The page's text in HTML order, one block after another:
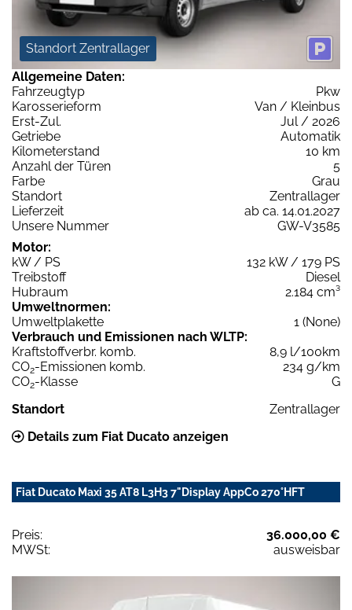
Standort Zentrallager
Allgemeine Daten:
Fahrzeugtyp
Pkw
Karosserieform
Van / Kleinbus
Erst-Zul.
Jul / 2026
Getriebe
Automatik
Kilometerstand
10 km
Anzahl der Türen
5
Farbe
Grau
Standort
Zentrallager
Lieferzeit
ab ca. 14.01.2027
Unsere Nummer
GW-V3585
Motor:
kW / PS
132 kW / 179 PS
Treibstoff
Diesel
Hubraum
2.184 cm³
Umweltnormen:
Umweltplakette
1 (None)
Verbrauch und Emissionen nach WLTP:
Kraftstoffverbr. komb.
8,9 l/100km
CO2-Emissionen komb.
234 g/km
CO2-Klasse
G
Standort
Zentrallager
Details zum Fiat Ducato anzeigen
Fiat Ducato Maxi 35 AT8 L3H3 7"Display AppCo 270°HFT
Preis:
36.000,00 €
MWSt:
ausweisbar